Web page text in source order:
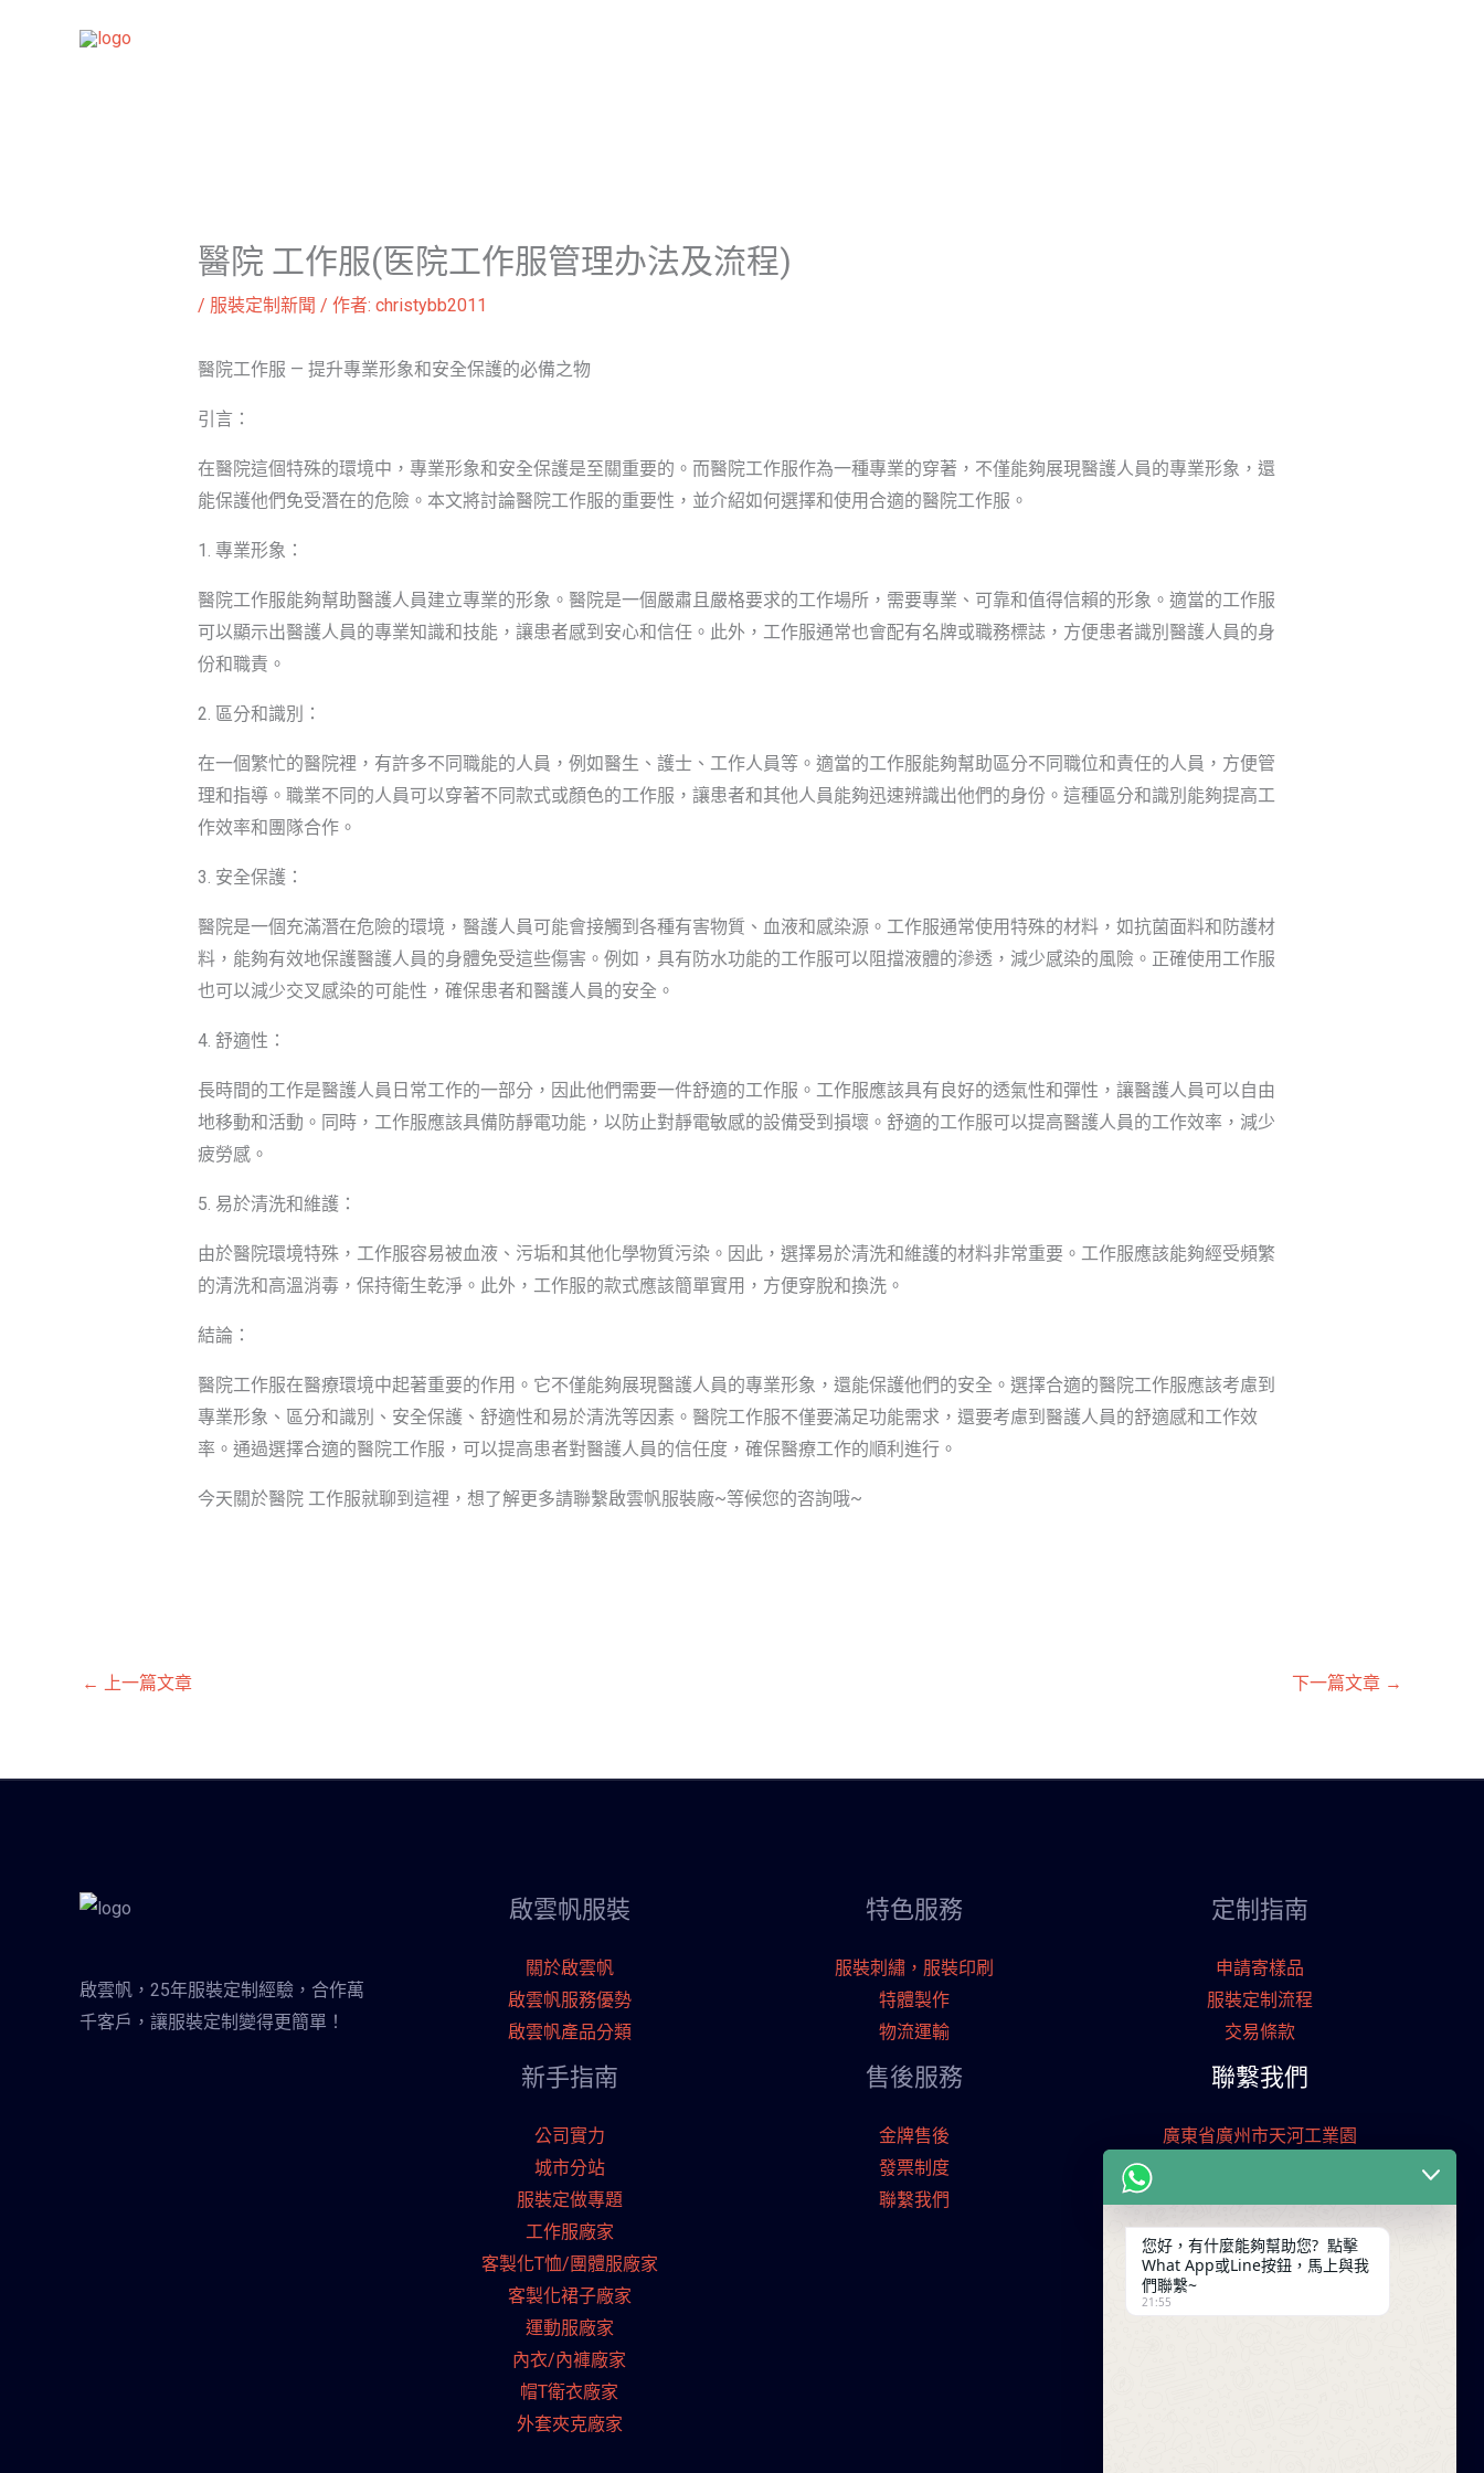
醫院 工作服(医院工作服管理办法及流程)
/ 服裝定制新聞 / 作者: christybb2011
醫院工作服 — 提升專業形象和安全保護的必備之物
引言：
在醫院這個特殊的環境中，專業形象和安全保護是至關重要的。而醫院工作服作為一種專業的穿著，不僅能夠展現醫護人員的專業形象，還
能保護他們免受潛在的危險。本文將討論醫院工作服的重要性，並介紹如何選擇和使用合適的醫院工作服。
1. 專業形象：
醫院工作服能夠幫助醫護人員建立專業的形象。醫院是一個嚴肅且嚴格要求的工作場所，需要專業、可靠和值得信賴的形象。適當的工作服
可以顯示出醫護人員的專業知識和技能，讓患者感到安心和信任。此外，工作服通常也會配有名牌或職務標誌，方便患者識別醫護人員的身
份和職責。
2. 區分和識別：
在一個繁忙的醫院裡，有許多不同職能的人員，例如醫生、護士、工作人員等。適當的工作服能夠幫助區分不同職位和責任的人員，方便管
理和指導。職業不同的人員可以穿著不同款式或顏色的工作服，讓患者和其他人員能夠迅速辨識出他們的身份。這種區分和識別能夠提高工
作效率和團隊合作。
3. 安全保護：
醫院是一個充滿潛在危險的環境，醫護人員可能會接觸到各種有害物質、血液和感染源。工作服通常使用特殊的材料，如抗菌面料和防護材
料，能夠有效地保護醫護人員的身體免受這些傷害。例如，具有防水功能的工作服可以阻擋液體的滲透，減少感染的風險。正確使用工作服
也可以減少交叉感染的可能性，確保患者和醫護人員的安全。
4. 舒適性：
長時間的工作是醫護人員日常工作的一部分，因此他們需要一件舒適的工作服。工作服應該具有良好的透氣性和彈性，讓醫護人員可以自由
地移動和活動。同時，工作服應該具備防靜電功能，以防止對靜電敏感的設備受到損壞。舒適的工作服可以提高醫護人員的工作效率，減少
疲勞感。
5. 易於清洗和維護：
由於醫院環境特殊，工作服容易被血液、污垢和其他化學物質污染。因此，選擇易於清洗和維護的材料非常重要。工作服應該能夠經受頻繁
的清洗和高溫消毒，保持衛生乾淨。此外，工作服的款式應該簡單實用，方便穿脫和換洗。
結論：
醫院工作服在醫療環境中起著重要的作用。它不僅能夠展現醫護人員的專業形象，還能保護他們的安全。選擇合適的醫院工作服應該考慮到
專業形象、區分和識別、安全保護、舒適性和易於清洗等因素。醫院工作服不僅要滿足功能需求，還要考慮到醫護人員的舒適感和工作效
率。通過選擇合適的醫院工作服，可以提高患者對醫護人員的信任度，確保醫療工作的順利進行。
今天關於醫院 工作服就聊到這裡，想了解更多請聯繫啟雲帆服裝廠~等候您的咨詢哦~
← 上一篇文章 下一篇文章 →
啟雲帆，25年服裝定制經驗，合作萬
千客戶，讓服裝定制變得更簡單！
啟雲帆服裝
關於啟雲帆
啟雲帆服務優勢
啟雲帆產品分類
新手指南
公司實力
城市分站
服裝定做專題
工作服廠家
客製化T恤/團體服廠家
客製化裙子廠家
運動服廠家
內衣/內褲廠家
帽T衛衣廠家
外套夾克廠家
特色服務
服裝刺繡，服裝印刷
特體製作
物流運輸
售後服務
金牌售後
發票制度
聯繫我們
定制指南
申請寄樣品
服裝定制流程
交易條款
聯繫我們
廣東省廣州市天河工業園
keywinf@foxmail.com
您好，有什麼能夠幫助您? 點擊
What App或Line按鈕，馬上與我
們聯繫~
21:55